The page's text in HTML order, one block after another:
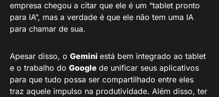
empresa chegou a citar que ele é um “tablet pronto
para IA”, mas a verdade é que ele não tem uma IA
para chamar de sua.
Apesar disso, o Gemini está bem integrado ao tablet
e o trabalho do Google de unificar seus aplicativos
para que tudo possa ser compartilhado entre eles
traz aquele impulso na produtividade. Além disso, ter